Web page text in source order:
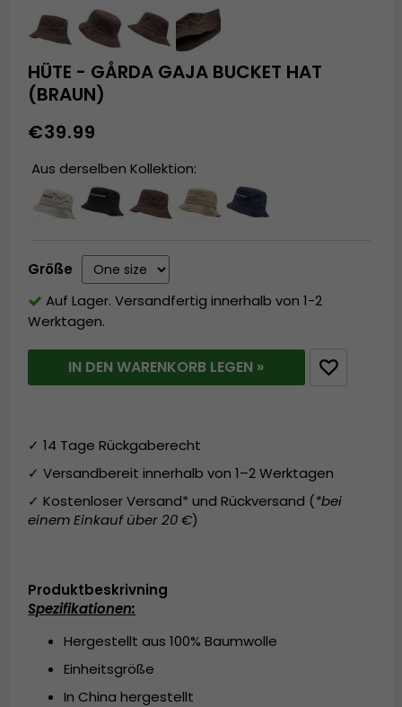
HÜTE - GÅRDA GAJA BUCKET HAT
(BRAUN)
€39.99
Aus derselben Kollektion:
Größe
Auf Lager. Versandfertig innerhalb von 1-2
Werktagen.
IN DEN WARENKORB LEGEN »
✓ 14 Tage Rückgaberecht
✓ Versandbereit innerhalb von 1–2 Werktagen
✓ Kostenloser Versand* und Rückversand (*bei
einem Einkauf über 20 €)
Produktbeskrivning
Spezifikationen:
Hergestellt aus 100% Baumwolle
Einheitsgröße
In China hergestellt